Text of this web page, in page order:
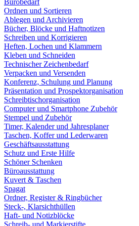
Bürobedarf
Ordnen und Sortieren
Ablegen und Archivieren
Bücher, Blöcke und Haftnotizen
Schreiben und Korrigieren
Heften, Lochen und Klammern
Kleben und Schneiden
Technischer Zeichenbedarf
Verpacken und Versenden
Konferenz, Schulung und Planung
Präsentation und Prospektorganisation
Schreibtischorganisation
Computer und Smartphone Zubehör
Stempel und Zubehör
Timer, Kalender und Jahresplaner
Taschen, Koffer und Lederwaren
Geschäftsausstattung
Schutz und Erste Hilfe
Schöner Schenken
Büroausstattung
Kuvert & Taschen
Spagat
Ordner, Register & Ringbücher
Steck-, Klarsichthüllen
Haft- und Notizblöcke